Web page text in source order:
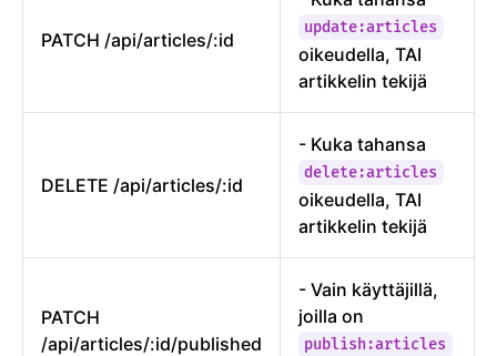
PATCH /api/articles/:id
update:articles
oikeudella, TAI
artikkelin tekijä
DELETE /api/articles/:id
- Kuka tahansa
delete:articles
oikeudella, TAI
artikkelin tekijä
PATCH
/api/articles/:id/published
- Vain käyttäjillä,
joilla on
publish:articles